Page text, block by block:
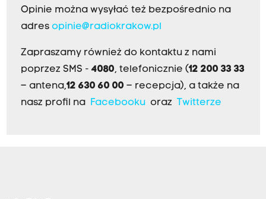
Opinie można wysyłać też bezpośrednio na
adres opinie@radiokrakow.pl
Zapraszamy również do kontaktu z nami
poprzez SMS - 4080, telefonicznie (12 200 33 33
– antena,12 630 60 00 – recepcja), a także na
nasz profil na
Facebookuoraz Twitterze